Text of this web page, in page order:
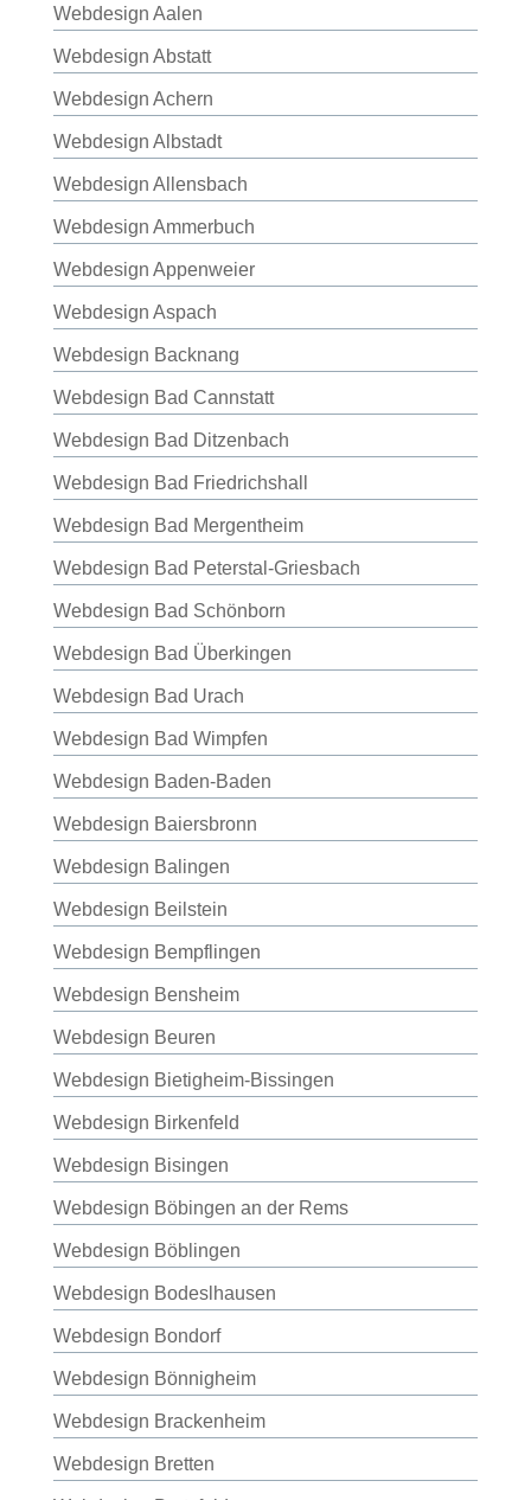
Webdesign Aalen
Webdesign Abstatt
Webdesign Achern
Webdesign Albstadt
Webdesign Allensbach
Webdesign Ammerbuch
Webdesign Appenweier
Webdesign Aspach
Webdesign Backnang
Webdesign Bad Cannstatt
Webdesign Bad Ditzenbach
Webdesign Bad Friedrichshall
Webdesign Bad Mergentheim
Webdesign Bad Peterstal-Griesbach
Webdesign Bad Schönborn
Webdesign Bad Überkingen
Webdesign Bad Urach
Webdesign Bad Wimpfen
Webdesign Baden-Baden
Webdesign Baiersbronn
Webdesign Balingen
Webdesign Beilstein
Webdesign Bempflingen
Webdesign Bensheim
Webdesign Beuren
Webdesign Bietigheim-Bissingen
Webdesign Birkenfeld
Webdesign Bisingen
Webdesign Böbingen an der Rems
Webdesign Böblingen
Webdesign Bodeslhausen
Webdesign Bondorf
Webdesign Bönnigheim
Webdesign Brackenheim
Webdesign Bretten